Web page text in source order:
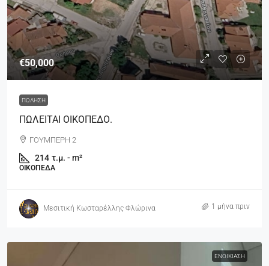
€50,000
ΠΏΛΗΣΗ
ΠΩΛΕΙΤΑΙ ΟΙΚΟΠΕΔΟ.
ΓΟΥΜΠΕΡΗ 2
214 τ.μ. - m²
ΟΙΚΌΠΕΔΑ
Μεσιτική Κωσταρέλλης Φλώρινα 1 μήνα πριν
ΕΝΟΙΚΊΑΣΗ